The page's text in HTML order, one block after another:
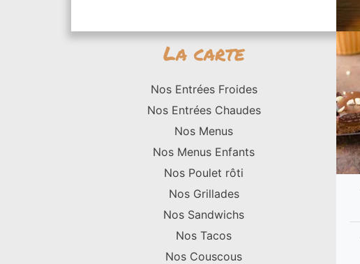
La carte
Nos Entrées Froides
Nos Entrées Chaudes
Nos Menus
Nos Menus Enfants
Nos Poulet rôti
Nos Grillades
Nos Sandwichs
Nos Tacos
Nos Couscous